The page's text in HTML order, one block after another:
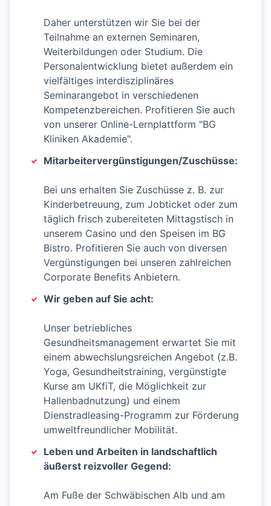
Daher unterstützen wir Sie bei der
Teilnahme an externen Seminaren,
Weiterbildungen oder Studium. Die
Personalentwicklung bietet außerdem ein
vielfältiges interdisziplinäres
Seminarangebot in verschiedenen
Kompetenzbereichen. Profitieren Sie auch
von unserer Online-Lernplattform "BG
Kliniken Akademie".
Mitarbeitervergünstigungen/Zuschüsse:
Bei uns erhalten Sie Zuschüsse z. B. zur
Kinderbetreuung, zum Jobticket oder zum
täglich frisch zubereiteten Mittagstisch in
unserem Casino und den Speisen im BG
Bistro. Profitieren Sie auch von diversen
Vergünstigungen bei unseren zahlreichen
Corporate Benefits Anbietern.
Wir geben auf Sie acht:
Unser betriebliches
Gesundheitsmanagement erwartet Sie mit
einem abwechslungsreichen Angebot (z.B.
Yoga, Gesundheitstraining, vergünstigte
Kurse am UKfiT, die Möglichkeit zur
Hallenbadnutzung) und einem
Dienstradleasing-Programm zur Förderung
umweltfreundlicher Mobilität.
Leben und Arbeiten in landschaftlich
äußerst reizvoller Gegend:
Am Fuße der Schwäbischen Alb und am